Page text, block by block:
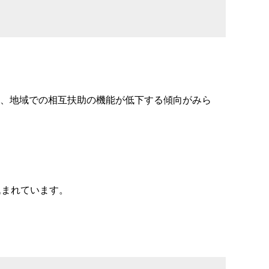
地域での相互扶助の機能が低下する傾向がみら
れています。